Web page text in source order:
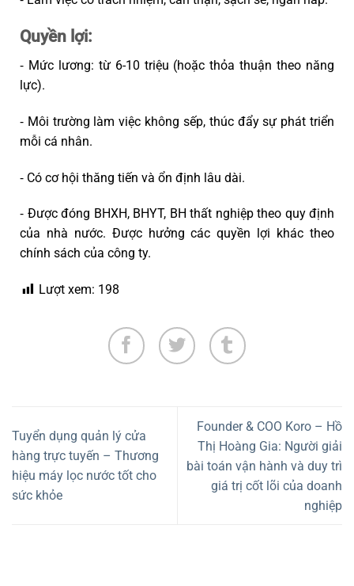
Quyền lợi:
⁃ Mức lương: từ 6-10 triệu (hoặc thỏa thuận theo năng
lực).
⁃ Môi trường làm việc không sếp, thúc đẩy sự phát triển
mỗi cá nhân.
⁃ Có cơ hội thăng tiến và ổn định lâu dài.
⁃ Được đóng BHXH, BHYT, BH thất nghiệp theo quy định
của nhà nước. Được hưởng các quyền lợi khác theo
chính sách của công ty.
Lượt xem: 198
Tuyển dụng quản lý cửa
hàng trực tuyến – Thương
hiệu máy lọc nước tốt cho
sức khỏe
Founder & COO Koro – Hồ
Thị Hoàng Gia: Người giải
bài toán vận hành và duy trì
giá trị cốt lõi của doanh
nghiệp